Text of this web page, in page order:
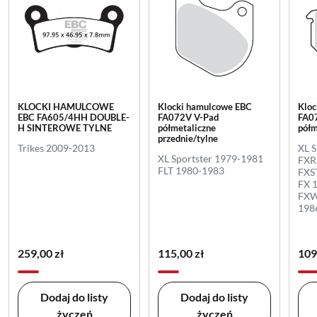
KLOCKI HAMULCOWE
EBC FA605/4HH DOUBLE-
H SINTEROWE TYLNE
Trikes 2009-2013
259,00 zł
Dodaj do listy
życzeń
Klocki hamulcowe EBC
FA072V V-Pad
półmetaliczne
przednie/tylne
XL Sportster 1979-1981
FLT 1980-1983
115,00 zł
Dodaj do listy
życzeń
XL
FX